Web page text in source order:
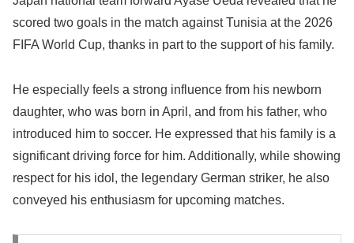
scored two goals in the match against Tunisia at the 2026
FIFA World Cup, thanks in part to the support of his family.
He especially feels a strong influence from his newborn
daughter, who was born in April, and from his father, who
introduced him to soccer. He expressed that his family is a
significant driving force for him. Additionally, while showing
respect for his idol, the legendary German striker, he also
conveyed his enthusiasm for upcoming matches.